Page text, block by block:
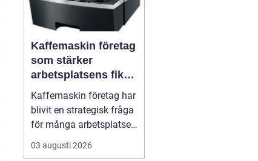
Kaffemaskin företag
som stärker
arbetsplatsens fika
och kultur
Kaffemaskin företag har
blivit en strategisk fråga
för många arbetsplatser,
inte bara en praktisk
detalj i fikarummet.
03 augusti 2026